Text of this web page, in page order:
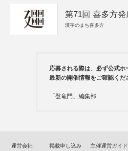
第71回 喜多方
漢字のまち喜多方
応募される際は、必ず公式ホ
最新の開催情報をご確認くだ
「登竜門」編集部
運営会社 掲載申し込み 主催運営ガイド